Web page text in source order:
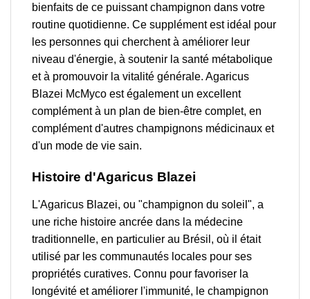
bienfaits de ce puissant champignon dans votre
routine quotidienne. Ce supplément est idéal pour
les personnes qui cherchent à améliorer leur
niveau d'énergie, à soutenir la santé métabolique
et à promouvoir la vitalité générale. Agaricus
Blazei McMyco est également un excellent
complément à un plan de bien-être complet, en
complément d'autres champignons médicinaux et
d'un mode de vie sain.
Histoire d'Agaricus Blazei
L'Agaricus Blazei, ou "champignon du soleil", a
une riche histoire ancrée dans la médecine
traditionnelle, en particulier au Brésil, où il était
utilisé par les communautés locales pour ses
propriétés curatives. Connu pour favoriser la
longévité et améliorer l'immunité, le champignon